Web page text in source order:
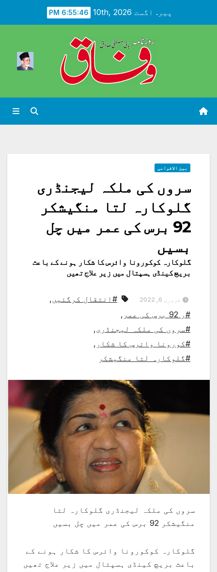
پیر. اگست 10th, 2026 6:55:47 PM
بین الاقوامی
سروں کی ملکہ لیجنڈری
گلوکارہ لتا منگیشکر
92 برس کی عمر میں چل
بسیں
گلوکارہ کوکورونا وائرس کا شکار ہونے کے باعث
بریچ کینڈی ہسپتال میں زیر علاج تھیں
فروری 6, 2022 #انتقال کرگئیں,
#ر 92 برس کی عمر
,
#سروں کی ملکہ لیجنڈری,
#کورونا وائرس کا شکار ,
#گلوکارہ لتا منگیشکر
سروں کی ملکہ لیجنڈری گلوکارہ لتا
منگیشکر 92 برس کی عمر میں چل بسیں
گلوکارہ کوکورونا وائرس کا شکار ہونے کے
باعث بریچ کینڈی ہسپتال میں زیر علاج تھیں